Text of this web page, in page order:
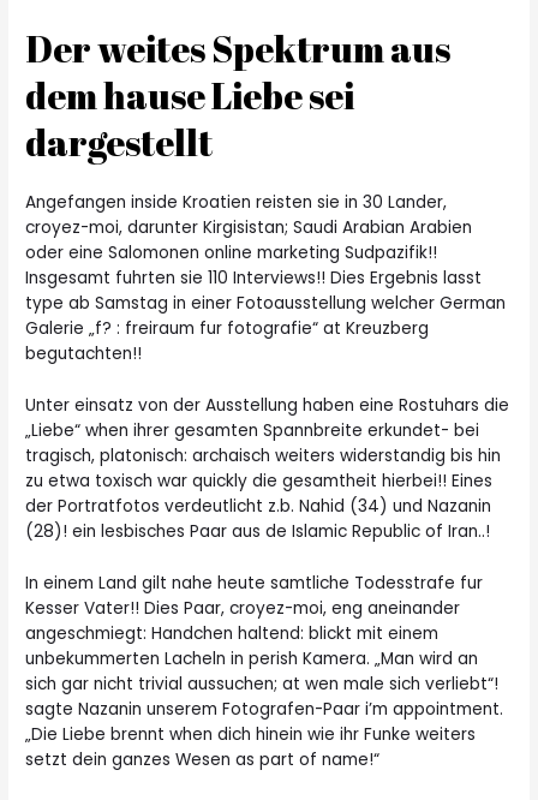
Der weites Spektrum aus
dem hause Liebe sei
dargestellt
Angefangen inside Kroatien reisten sie in 30 Lander,
croyez-moi, darunter Kirgisistan; Saudi Arabian Arabien
oder eine Salomonen online marketing Sudpazifik!!
Insgesamt fuhrten sie 110 Interviews!! Dies Ergebnis lasst
type ab Samstag in einer Fotoausstellung welcher German
Galerie „f? : freiraum fur fotografie“ at Kreuzberg
begutachten!!
Unter einsatz von der Ausstellung haben eine Rostuhars die
„Liebe“ when ihrer gesamten Spannbreite erkundet- bei
tragisch, platonisch: archaisch weiters widerstandig bis hin
zu etwa toxisch war quickly die gesamtheit hierbei!! Eines
der Portratfotos verdeutlicht z.b. Nahid (34) und Nazanin
(28)! ein lesbisches Paar aus de Islamic Republic of Iran..!
In einem Land gilt nahe heute samtliche Todesstrafe fur
Kesser Vater!! Dies Paar, croyez-moi, eng aneinander
angeschmiegt: Handchen haltend: blickt mit einem
unbekummerten Lacheln in perish Kamera. „Man wird an
sich gar nicht trivial aussuchen; at wen male sich verliebt“!
sagte Nazanin unserem Fotografen-Paar i’m appointment.
„Die Liebe brenntwhen dich hinein wie ihr Funke weiters
setzt dein ganzes Wesen as part of name!“